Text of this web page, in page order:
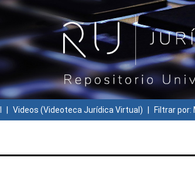
Videos (Videoteca Jurídica Virtual) Filtrar por: